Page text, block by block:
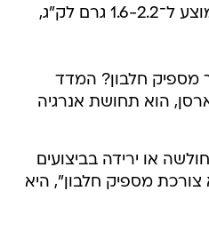
נשים פעילות זקוקות בממוצע ל־1.6-2.2 גרם לק"ג,
מספיק חלבון? המדד
הוא תחושת אנרגיה
או ירידה בביצועים
צורכת מספיק חלבון", היא